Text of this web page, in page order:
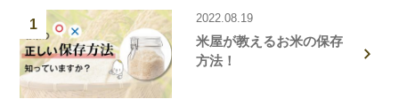
1 2022.08.19
米屋が教えるお米の保存
方法！